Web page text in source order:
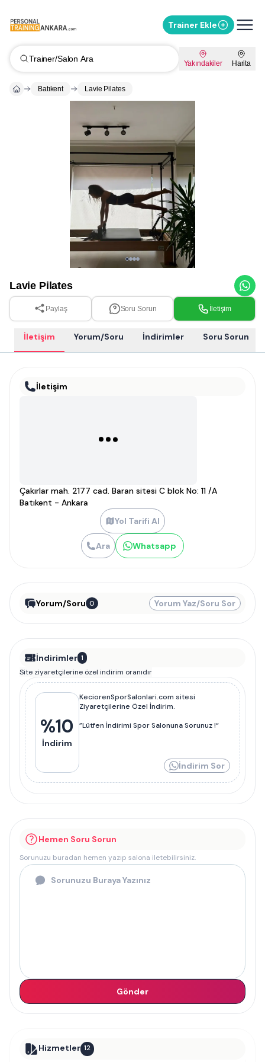
Trainer Ekle
Trainer/Salon Ara Yakındakiler Harita
Batıkent Lavie Pilates
Whatsapp ile Mesaj Gönder
% İndirimi Sor
Lavie Pilates
Paylaş Soru Sorun İletişim
İletişim Yorum/Soru İndirimler Soru Sorun
İletişim
Çakırlar mah. 2177 cad. Baran sitesi C blok No: 11 /A
Batıkent - Ankara
Yol Tarifi Al
Ara Whatsapp
Yorum/Soru 0 Yorum Yaz/Soru Sor
İndirimler 1
Site ziyaretçilerine özel indirim oranıdır
%10
İndirim
KeciorenSporSalonlari.com sitesi
Ziyaretçilerine Özel İndirim.
”Lütfen İndirimi Spor Salonuna Sorunuz !“
İndirim Sor
Hemen Soru Sorun
Sorunuzu buradan hemen yazıp salona iletebilirsiniz.
Gönder
Hizmetler 12